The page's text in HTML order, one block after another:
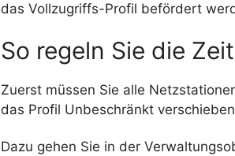
das Vollzugriffs-Profil befördert
So regeln Sie die
Zuerst müssen Sie alle
das Profil Unbeschränkt
Dazu gehen Sie in der